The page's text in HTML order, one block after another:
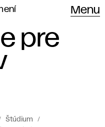
Menu
pre
Štúdium